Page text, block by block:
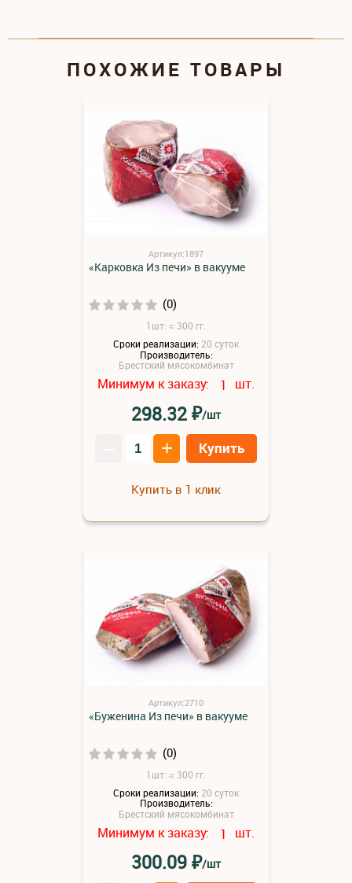
ПОХОЖИЕ ТОВАРЫ
Артикул:1897
«Карковка Из печи» в вакууме
(0)
1шт: ≈ 300 гг.
Сроки реализации: 20 суток
Производитель:
Брестский мясокомбинат
Минимум к заказу: 1 шт.
298.32₽/шт
+ Купить
Купить в 1 клик
Артикул:2710
«Буженина Из печи» в вакууме
(0)
1шт: ≈ 300 гг.
Сроки реализации: 20 суток
Производитель:
Брестский мясокомбинат
Минимум к заказу: 1 шт.
300.09₽/шт